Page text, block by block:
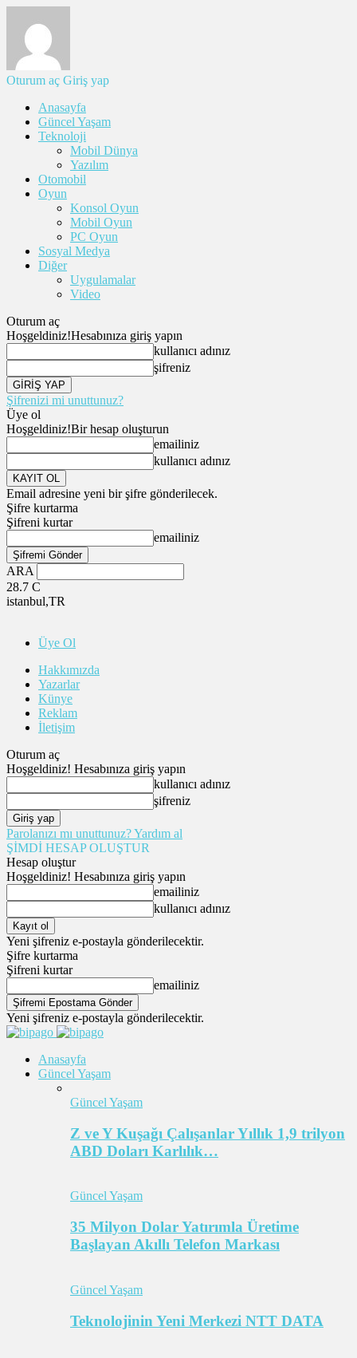
Oturum aç Giriş yap
Anasayfa
Güncel Yaşam
Teknoloji
Mobil Dünya
Yazılım
Otomobil
Oyun
Konsol Oyun
Mobil Oyun
PC Oyun
Sosyal Medya
Diğer
Uygulamalar
Video
Oturum aç
Hoşgeldiniz!Hesabınıza giriş yapın
kullanıcı adınız
şifreniz
Şifrenizi mi unuttunuz?
Üye ol
Hoşgeldiniz!Bir hesap oluşturun
emailiniz
kullanıcı adınız
Email adresine yeni bir şifre gönderilecek.
Şifre kurtarma
Şifreni kurtar
emailiniz
ARA
28.7 C
istanbul,TR
Üye Ol
Hakkımızda
Yazarlar
Künye
Reklam
İletişim
Oturum aç
Hoşgeldiniz! Hesabınıza giriş yapın
kullanıcı adınız
şifreniz
Parolanızı mı unuttunuz? Yardım al
ŞİMDİ HESAP OLUŞTUR
Hesap oluştur
Hoşgeldiniz! Hesabınıza giriş yapın
emailiniz
kullanıcı adınız
Yeni şifreniz e-postayla gönderilecektir.
Şifre kurtarma
Şifreni kurtar
emailiniz
Yeni şifreniz e-postayla gönderilecektir.
Anasayfa
Güncel Yaşam
Güncel Yaşam
Z ve Y Kuşağı Çalışanlar Yıllık 1,9 trilyon
ABD Doları Karlılık…
Güncel Yaşam
35 Milyon Dolar Yatırımla Üretime
Başlayan Akıllı Telefon Markası
Güncel Yaşam
Teknolojinin Yeni Merkezi NTT DATA